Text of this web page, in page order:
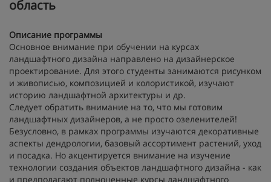
область
Описание программы
Основное внимание при обучении на курсах
ландшафтного дизайна направлено на дизайнерское
проектирование. Для этого студенты занимаются рисунком
и живописью, композицией и колористикой, изучают
историю ландшафтной архитектуры и др.
Следует обратить внимание на то, что мы готовим
ландшафтных дизайнеров, а не просто озеленителей!
Безусловно, в рамках программы изучаются декоративные
аспекты дендрологии, базовый ассортимент растений, уход
и посадка. Но акцентируется внимание на изучение
технологии создания объектов ландшафтного дизайна - как
и предполагают полноценные курсы ландшафтного